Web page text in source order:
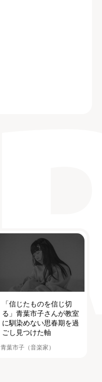
「信じたものを信じ切
る」青葉市子さんが教室
に馴染めない思春期を過
ごし見つけた軸
青葉市子（音楽家）